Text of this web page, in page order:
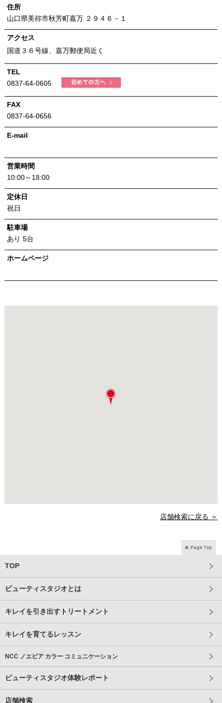
住所
山口県美祢市秋芳町嘉万 ２９４６－１
アクセス
国道３６号線、嘉万郵便局近く
TEL
0837-64-0605
FAX
0837-64-0656
E-mail
営業時間
10:00～18:00
定休日
祝日
駐車場
あり 5台
ホームページ
店舗検索に戻る ＞
TOP
ビューティスタジオとは
キレイを引き出すトリートメント
キレイを育てるレッスン
NCC ノエビア カラー コミュニケーション
ビューティスタジオ体験レポート
店舗検索